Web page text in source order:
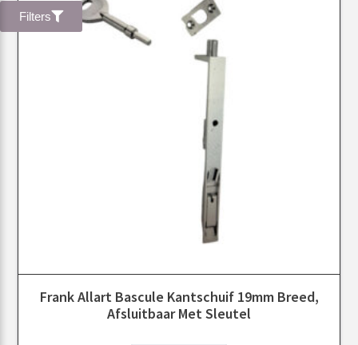
Filters
Frank Allart Bascule Kantschuif 19mm Breed,
Afsluitbaar Met Sleutel